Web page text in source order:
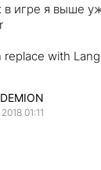
в игре я выше
replace with
01:11